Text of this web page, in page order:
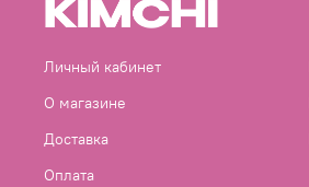
Личный кабинет
О магазине
Доставка
Оплата